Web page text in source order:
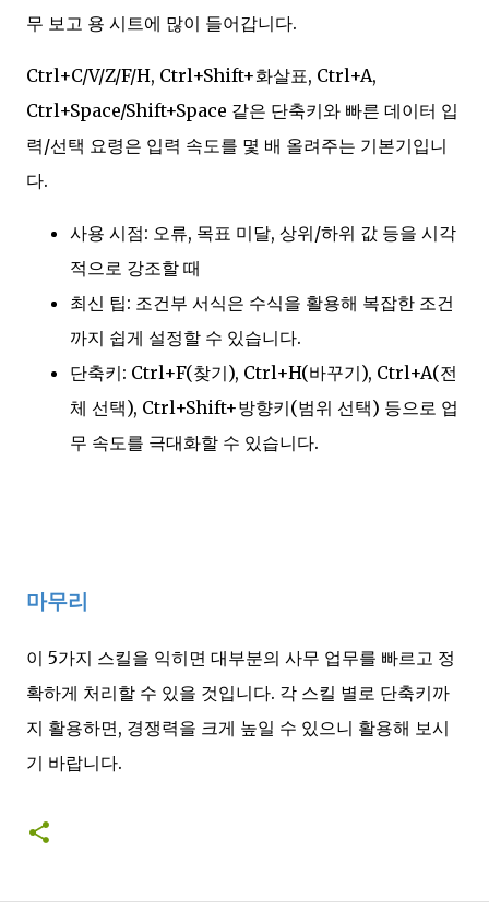
무 보고 용 시트에 많이 들어갑니다.
Ctrl+C/V/Z/F/H, Ctrl+Shift+화살표, Ctrl+A,
Ctrl+Space/Shift+Space 같은 단축키와 빠른 데이터 입
력/선택 요령은 입력 속도를 몇 배 올려주는 기본기입니
다.
사용 시점: 오류, 목표 미달, 상위/하위 값 등을 시각
적으로 강조할 때
최신 팁: 조건부 서식은 수식을 활용해 복잡한 조건
까지 쉽게 설정할 수 있습니다.
단축키: Ctrl+F(찾기), Ctrl+H(바꾸기), Ctrl+A(전
체 선택), Ctrl+Shift+방향키(범위 선택) 등으로 업
무 속도를 극대화할 수 있습니다.
마무리
이 5가지 스킬을 익히면 대부분의 사무 업무를 빠르고 정
확하게 처리할 수 있을 것입니다. 각 스킬 별로 단축키까
지 활용하면, 경쟁력을 크게 높일 수 있으니 활용해 보시
기 바랍니다.